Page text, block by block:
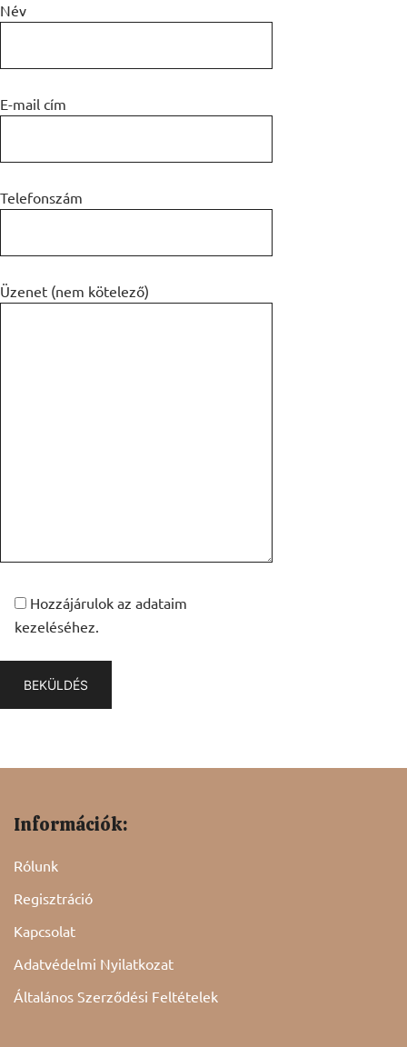
Név
E-mail cím
Telefonszám
Üzenet (nem kötelező)
Hozzájárulok az adataim
kezeléséhez.
Információk:
Rólunk
Regisztráció
Kapcsolat
Adatvédelmi Nyilatkozat
Általános Szerződési Feltételek